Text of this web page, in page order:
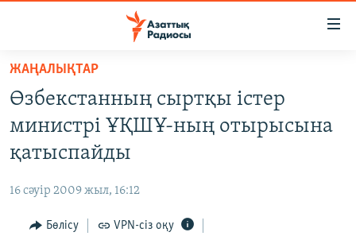
Skip
main
content
to
main
Navigation
ЖАҢАЛЫҚТАР
AZATTYQTV
АДАМ ҚҰҚЫҚТАРЫ
ӘЛЕУМЕТ
ЖАҢАЛЫҚТАР
Өзбекстанның сыртқы істер
министрі ҰҚШҰ-ның отырысына
қатыспайды
16 сәуір 2009 жыл, 16:12
Бөлісу VPN-сіз оқу